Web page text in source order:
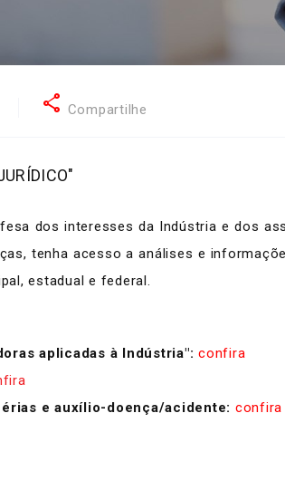
share Compartilhe
dos interesses da Indústria e dos
tenha acesso a análises e
estadual e federal.
aplicadas à Indústria": confira
e auxílio-doença/acidente: confira